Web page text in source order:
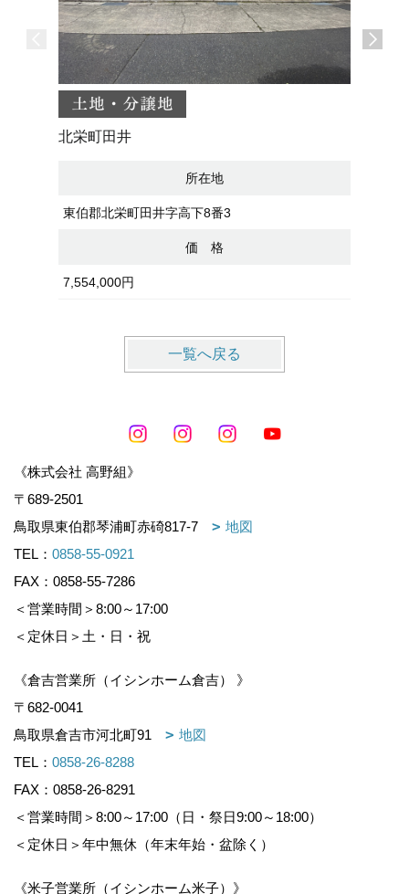
北栄町田井
所在地
東伯郡北栄町田井字高下8番3
価 格
7,554,000円
一覧へ戻る
《株式会社 高野組》
〒689-2501
鳥取県東伯郡琴浦町赤碕817-7
地図
TEL： 0858-55-0921
FAX：0858-55-7286
＜営業時間＞8:00～17:00
＜定休日＞土・日・祝
《倉吉営業所（イシンホーム倉吉） 》
〒682-0041
鳥取県倉吉市河北町91
地図
TEL： 0858-26-8288
FAX：0858-26-8291
＜営業時間＞8:00～17:00（日・祭日9:00～18:00）
＜定休日＞年中無休（年末年始・盆除く）
《米子営業所（イシンホーム米子）》